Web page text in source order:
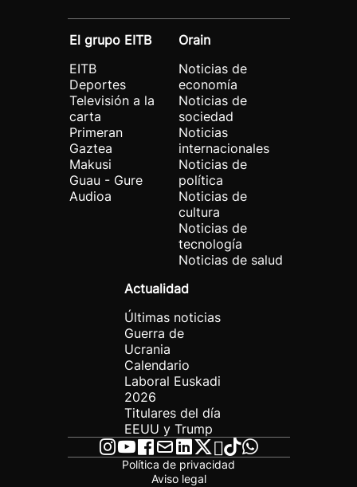
El grupo EITB
EITB
Deportes
Televisión a la
carta
Primeran
Gaztea
Makusi
Guau - Gure
Audioa
Orain
Noticias de
economía
Noticias de
sociedad
Noticias
internacionales
Noticias de
política
Noticias de
cultura
Noticias de
tecnología
Noticias de salud
Actualidad
Últimas noticias
Guerra de
Ucrania
Calendario
Laboral Euskadi
2026
Titulares del día
EEUU y Trump
Política de privacidad
Aviso legal